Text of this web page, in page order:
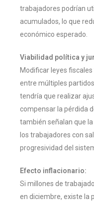
trabajadores podrían
acumulados, lo que
económico esperado.
Viabilidad política y
Modificar leyes
entre múltiples
tendría que realizar
compensar la pérdida
también señalan que
los trabajadores con
progresividad del
Efecto inflacionario:
Si millones de
en diciembre, existe la